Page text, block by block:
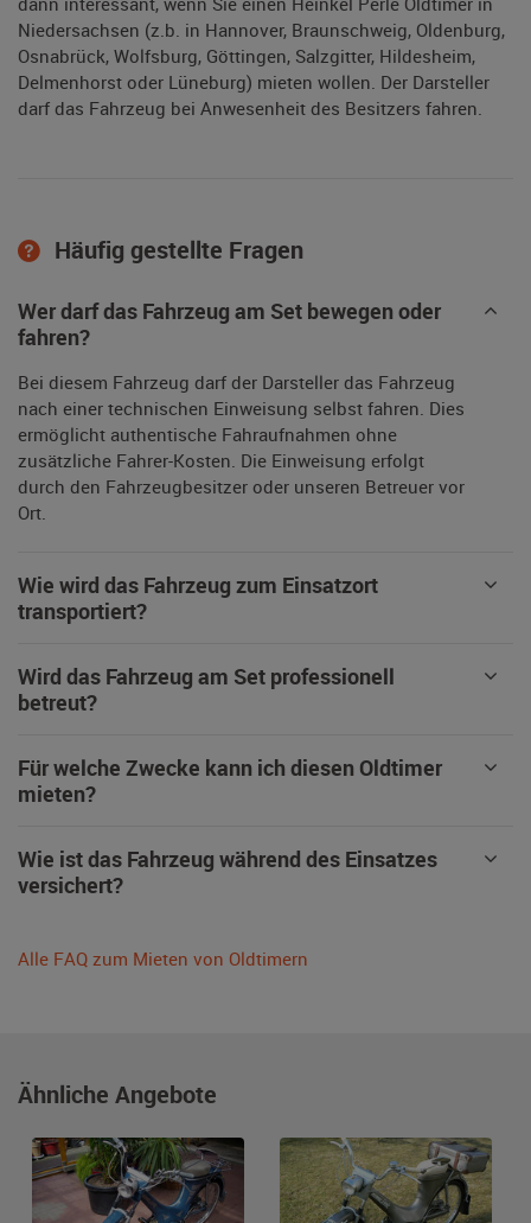
Niedersachsen (z.b. in Hannover, Braunschweig, Oldenburg,
Osnabrück, Wolfsburg, Göttingen, Salzgitter, Hildesheim,
Delmenhorst oder Lüneburg) mieten wollen. Der Darsteller
darf das Fahrzeug bei Anwesenheit des Besitzers fahren.
Häufig gestellte Fragen
Wer darf das Fahrzeug am Set bewegen oder
fahren?
Bei diesem Fahrzeug darf der Darsteller das Fahrzeug
nach einer technischen Einweisung selbst fahren. Dies
ermöglicht authentische Fahraufnahmen ohne
zusätzliche Fahrer-Kosten. Die Einweisung erfolgt
durch den Fahrzeugbesitzer oder unseren Betreuer vor
Ort.
Wie wird das Fahrzeug zum Einsatzort
transportiert?
Wird das Fahrzeug am Set professionell
betreut?
Für welche Zwecke kann ich diesen Oldtimer
mieten?
Wie ist das Fahrzeug während des Einsatzes
versichert?
Alle FAQ zum Mieten von Oldtimern
Ähnliche Angebote